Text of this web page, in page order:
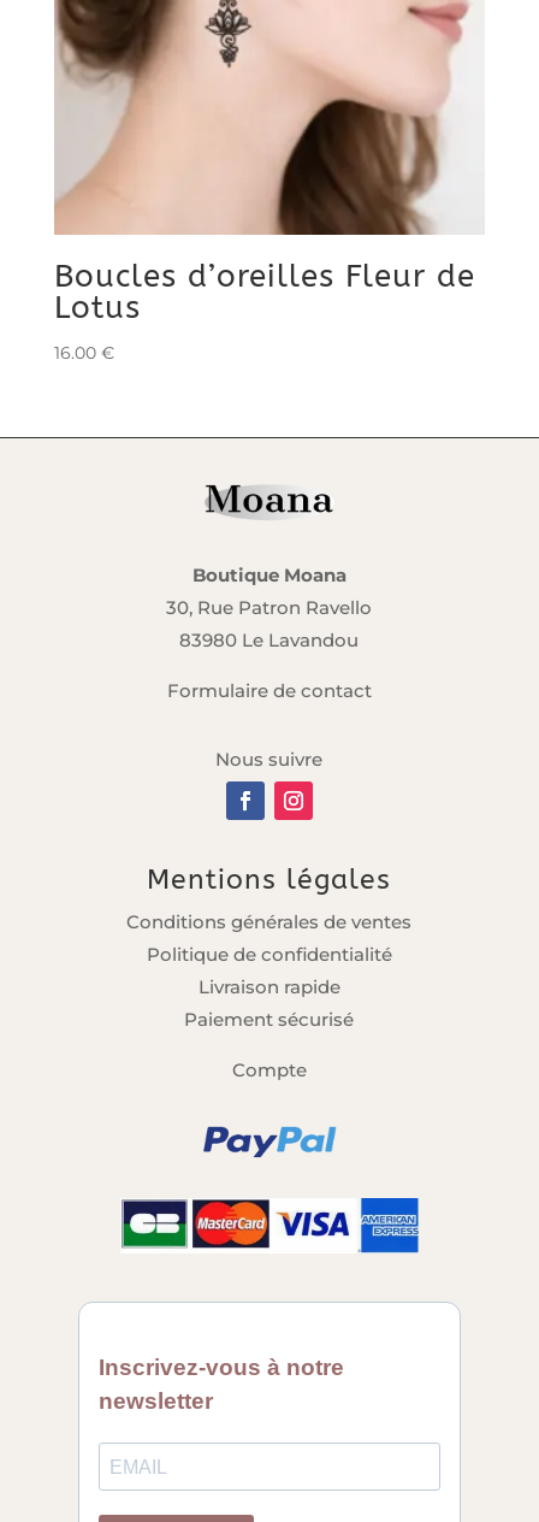
Boucles d’oreilles Fleur de
Lotus
16.00 €
Boutique Moana
30, Rue Patron Ravello
83980 Le Lavandou
Formulaire de contact
Nous suivre
Mentions légales
Conditions générales de ventes
Politique de confidentialité
Livraison rapide
Paiement sécurisé
Compte